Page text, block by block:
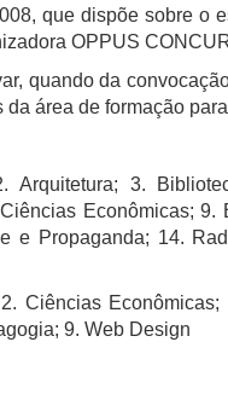
que dispõe sobre o
OPPUS
quando da
área de formação
Arquitetura; 3.
Econômicas;
e Propaganda; 14.
Ciências
9. Web Design